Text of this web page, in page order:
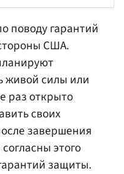
поводу гарантий
США.
живой силы или
раз открыто
своих
завершения
этого
защиты.